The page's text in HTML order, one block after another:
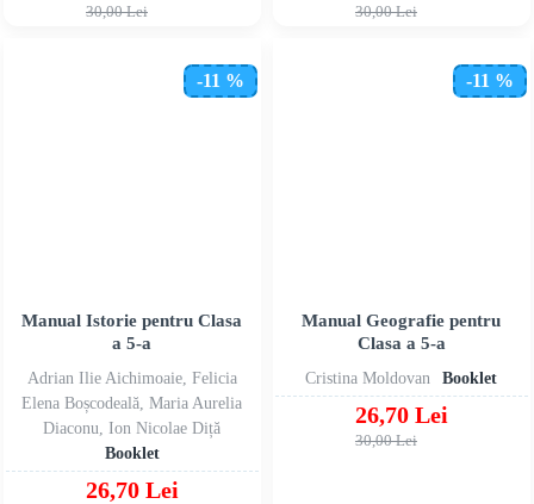
30,00 Lei 30,00 Lei
-11 %
Adrian Ilie Aichimoaie, Felicia
Elena Boșcodeală, Maria Aurelia
Diaconu, Ion Nicolae Diță
Booklet
Manual Istorie pentru Clasa
a 5-a
26,70 Lei
-11 %
Cristina Moldovan Booklet
Manual Geografie pentru
Clasa a 5-a
26,70 Lei
30,00 Lei